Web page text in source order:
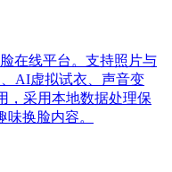
在线平台。支持照片与
AI虚拟试衣、声音变
，采用本地数据处理保
换脸内容。